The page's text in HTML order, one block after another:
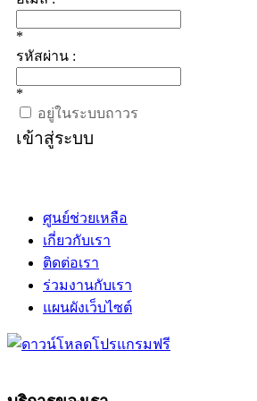
*
รหัสผ่าน :
*
อยู่ในระบบถาวร
เข้าสู่ระบบ
ศูนย์ช่วยเหลือ
เกี่ยวกับเรา
ติดต่อเรา
ร่วมงานกับเรา
แผนผังเว็บไซต์